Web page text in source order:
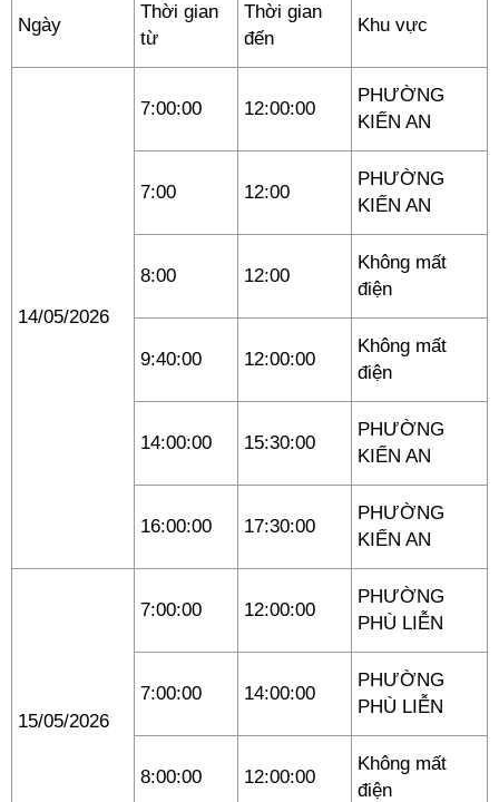
Ngày
Thời gian
từ
Thời gian
đến
Khu vực
14/05/2026
7:00:00 12:00:00
PHƯỜNG
KIẾN AN
7:00 12:00
PHƯỜNG
KIẾN AN
8:00 12:00
Không mất
điện
9:40:00 12:00:00
Không mất
điện
14:00:00 15:30:00
PHƯỜNG
KIẾN AN
16:00:00 17:30:00
PHƯỜNG
KIẾN AN
15/05/2026
7:00:00 12:00:00
PHƯỜNG
PHÙ LIỄN
7:00:00 14:00:00
PHƯỜNG
PHÙ LIỄN
8:00:00 12:00:00
Không mất
điện